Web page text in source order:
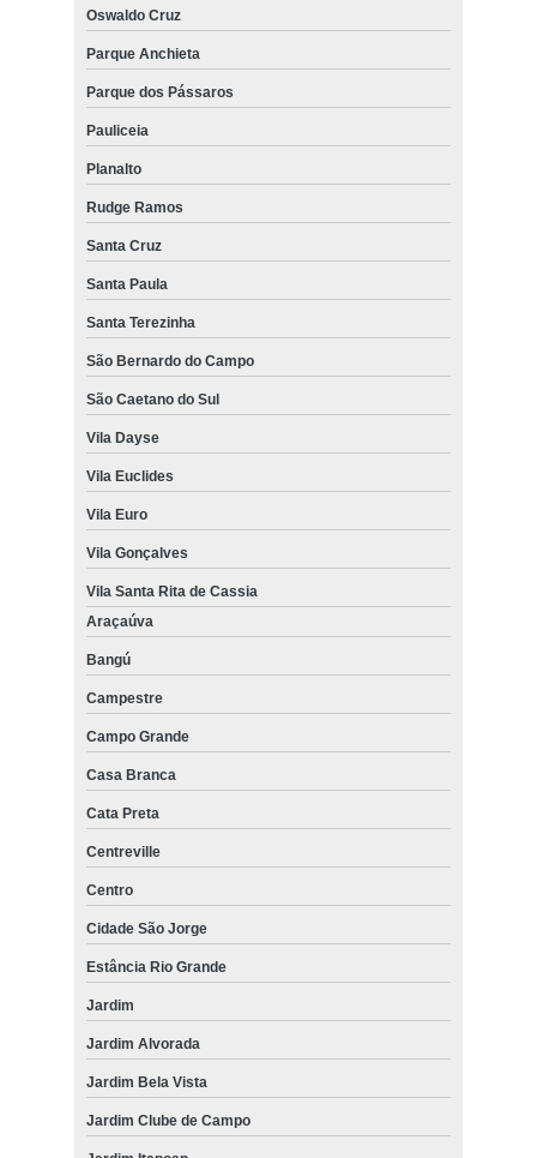
Oswaldo Cruz
Parque Anchieta
Parque dos Pássaros
Pauliceia
Planalto
Rudge Ramos
Santa Cruz
Santa Paula
Santa Terezinha
São Bernardo do Campo
São Caetano do Sul
Vila Dayse
Vila Euclides
Vila Euro
Vila Gonçalves
Vila Santa Rita de Cassia
Araçaúva
Bangú
Campestre
Campo Grande
Casa Branca
Cata Preta
Centreville
Centro
Cidade São Jorge
Estância Rio Grande
Jardim
Jardim Alvorada
Jardim Bela Vista
Jardim Clube de Campo